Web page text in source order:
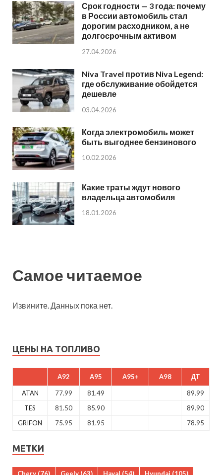
Срок годности — 3 года: почему
в России автомобиль стал
дорогим расходником, а не
долгосрочным активом
27.04.2026
Niva Travel против Niva Legend:
где обслуживание обойдется
дешевле
03.04.2026
Когда электромобиль может
быть выгоднее бензинового
10.02.2026
Какие траты ждут нового
владельца автомобиля
18.01.2026
Самое читаемое
Извините. Данных пока нет.
ЦЕНЫ НА ТОПЛИВО
A92 A95 A95+ A98 ДТ
ATAN 77.99 81.49
89.99
TES
81.50 85.90
89.90
GRIFON
75.95 81.95 78.95
МЕТКИ
Chery (76) Geely (63) Haval (54) Hyundai (105)